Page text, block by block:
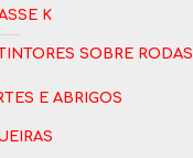
K
Sobre Rodas
e Abrigos